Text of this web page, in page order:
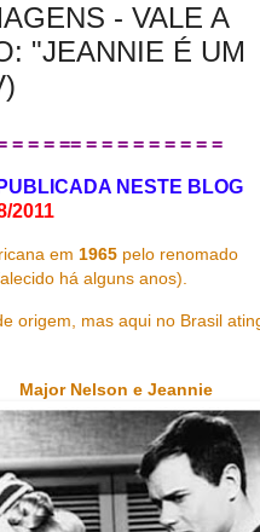
- VALE A
"JEANNIE É UM
= = = == = = = = = = = = =
NESTE BLOG
2011
em 1965 pelo renomado
há alguns anos).
origem, mas aqui no Brasil
Major Nelson e Jeannie